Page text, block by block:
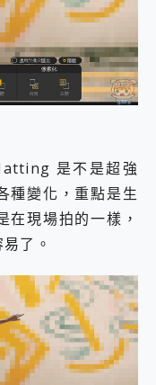
是不是超強
種變化，重點是生
在現場拍的一樣，
了。